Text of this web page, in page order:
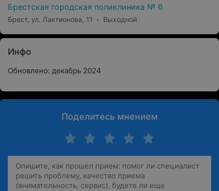
Брестская городская поликлиника № 6
Брест, ул. Лактионова, 11 Выходной
Инфо
Обновлено: декабрь 2024
Поделитесь мнением